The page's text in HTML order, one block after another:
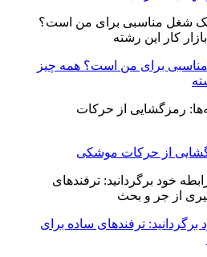
مناسبی برای من است؟ همه چیز
از حرکات موشکی
برگردانید: ترفندهای ساده برای